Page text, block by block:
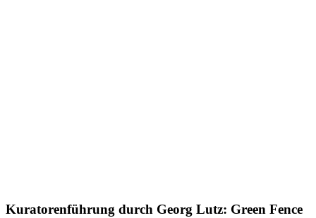
Kuratorenführung durch Georg Lutz: Green Fence